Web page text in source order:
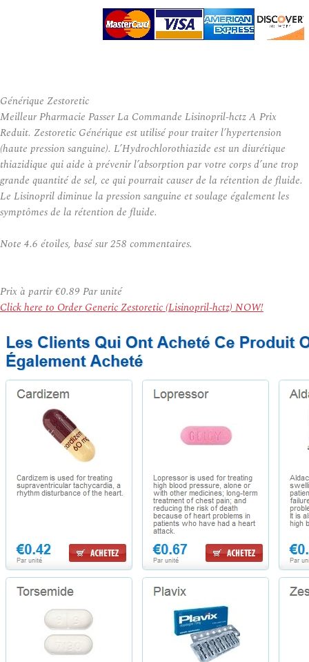
Générique Zestoretic
Meilleur Pharmacie Passer La Commande Lisinopril-hctz A Prix
Reduit. Zestoretic Générique est utilisé pour traiter l’hypertension
(haute pression sanguine). L’Hydrochlorothiazide est un diurétique
thiazidique qui aide à prévenir l’absorption par votre corps d’une trop
grande quantité de sel, ce qui pourrait causer de la rétention de fluide.
Le Lisinopril diminue la pression sanguine et soulage également les
symptômes de la rétention de fluide.
Note 4.6 étoiles, basé sur258 commentaires.
Prix à partir€0.89 Par unité
Click here to Order Generic Zestoretic (Lisinopril-hctz) NOW!